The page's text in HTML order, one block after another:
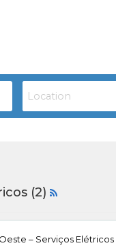
(2)
– Serviços Elétricos